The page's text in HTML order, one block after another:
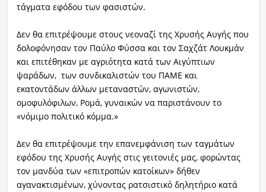
τάγματα εφόδου των φασιστών.
Δεν θα επιτρέψουμε στους νεοναζί της Χρυσής Αυγής που
δολοφόνησαν τον Παύλο Φύσσα και τον Σαχζάτ Λουκμάν
και επιτέθηκαν με αγριότητα κατά των Αιγύπτιων
ψαράδων, των συνδικαλιστών του ΠΑΜΕ και
εκατοντάδων άλλων μεταναστών, αγωνιστών,
ομοφυλόφιλων, Ρομά, γυναικών να παριστάνουν το
«νόμιμο πολιτικό κόμμα.»
Δεν θα επιτρέψουμε την επανεμφάνιση των ταγμάτων
εφόδου της Χρυσής Αυγής στις γειτονιές μας, φορώντας
τον μανδύα των «επιτροπών κατοίκων» δήθεν
αγανακτισμένων, χύνοντας ρατσιστικό δηλητήριο κατά